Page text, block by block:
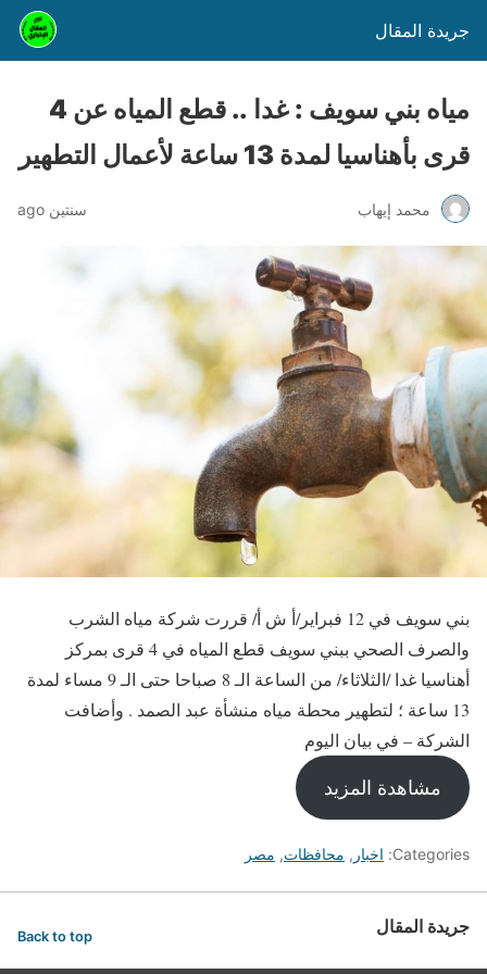
جريدة المقال
مياه بني سويف : غدا .. قطع المياه عن 4
قرى بأهناسيا لمدة 13 ساعة لأعمال التطهير
محمد إيهاب سنتين ago
بني سويف في 12 فبراير/أ ش أ/ قررت شركة مياه الشرب
والصرف الصحي ببني سويف قطع المياه في 4 قرى بمركز
أهناسيا غدا /الثلاثاء/ من الساعة الـ 8 صباحا حتى الـ 9 مساء لمدة
13 ساعة ؛ لتطهير محطة مياه منشأة عبد الصمد . وأضافت
الشركة – في بيان اليوم
مشاهدة المزيد
Categories: اخبار , محافظات, مصر
جريدة المقال Back to top